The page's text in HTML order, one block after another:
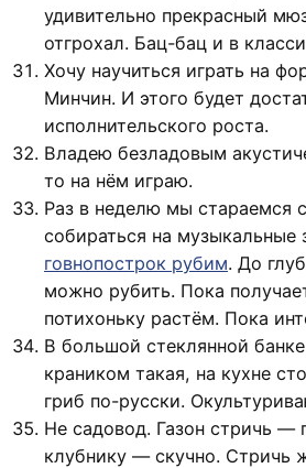
удивительно прекрасный
отгрохал. Бац-бац и в
Хочу научиться играть на
Минчин. И этого будет
исполнительского роста.
Владею безладовым
то на нём играю.
Раз в неделю мы стараемся
собираться на музыкальные
говнопострок рубим. До
можно рубить. Пока
потихоньку растём. Пока
В большой стеклянной
краником такая, на кухне
гриб по-русски.
Не садовод. Газон стричь —
клубнику — скучно. Стричь